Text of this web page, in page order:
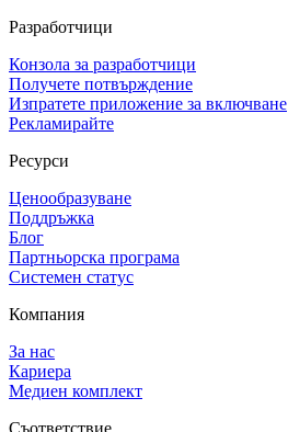
Разработчици
Конзола за разработчици
Получете потвърждение
Изпратете приложение за включване
Рекламирайте
Ресурси
Ценообразуване
Поддръжка
Блог
Партньорска програма
Системен статус
Компания
За нас
Кариера
Медиен комплект
Съответствие